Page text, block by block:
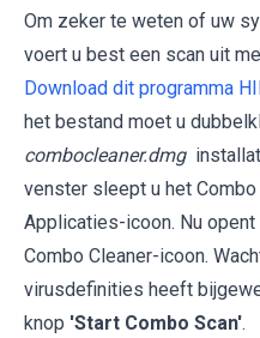
Om zeker te weten of uw
voert u best een scan uit
Download dit programma
het bestand moet u
combocleaner.dmg
venster sleept u het
Applicaties-icoon. Nu
Combo Cleaner-icoon.
virusdefinities heeft
knop 'Start Combo Scan'.